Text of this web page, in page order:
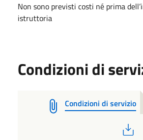
Non sono previsti costi né prima
istruttoria
Condizioni di
Condizioni di servizio